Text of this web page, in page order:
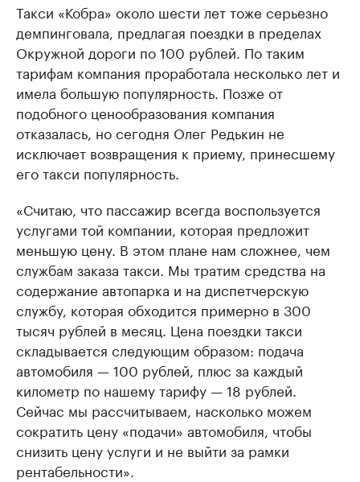
Такси «Кобра» около шести лет тоже серьезно
демпинговала, предлагая поездки в пределах
Окружной дороги по 100 рублей. По таким
тарифам компания проработала несколько лет и
имела большую популярность. Позже от
подобного ценообразования компания
отказалась, но сегодня Олег Редькин не
исключает возвращения к приему, принесшему
его такси популярность.
«Считаю, что пассажир всегда воспользуется
услугами той компании, которая предложит
меньшую цену. В этом плане нам сложнее, чем
службам заказа такси. Мы тратим средства на
содержание автопарка и на диспетчерскую
службу, которая обходится примерно в 300
тысяч рублей в месяц. Цена поездки такси
складывается следующим образом: подача
автомобиля — 100 рублей, плюс за каждый
километр по нашему тарифу — 18 рублей.
Сейчас мы рассчитываем, насколько можем
сократить цену «подачи» автомобиля, чтобы
снизить цену услуги и не выйти за рамки
рентабельности».